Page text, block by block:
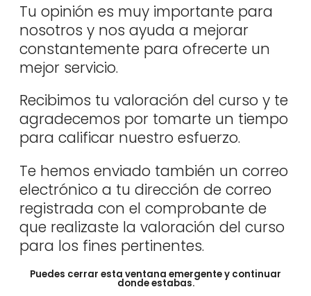
Tu opinión es muy importante para
nosotros y nos ayuda a mejorar
constantemente para ofrecerte un
mejor servicio.
Recibimos tu valoración del curso y te
agradecemos por tomarte un tiempo
para calificar nuestro esfuerzo.
Te hemos enviado también un correo
electrónico a tu dirección de correo
registrada con el comprobante de
que realizaste la valoración del curso
para los fines pertinentes.
Puedes cerrar esta ventana emergente y continuar
donde estabas.